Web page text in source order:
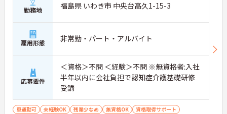
勤務地 福島県 いわき市 中央台高久1-15-3
雇用形態 非常勤・パート・アルバイト
応募要件
＜資格＞不問 ＜経験＞不問 ※無資格者:入社
半年以内に会社負担で認知症介護基礎研修
受講
車通勤可 未経験OK 残業少なめ 無資格OK
資格取得サポート